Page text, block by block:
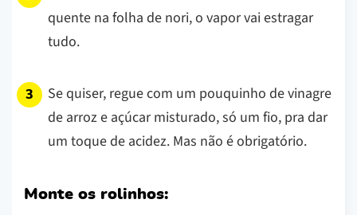
quente na folha de nori, o vapor vai estragar
tudo.
Se quiser, regue com um pouquinho de vinagre
de arroz e açúcar misturado, só um fio, pra dar
um toque de acidez. Mas não é obrigatório.
Monte os rolinhos: